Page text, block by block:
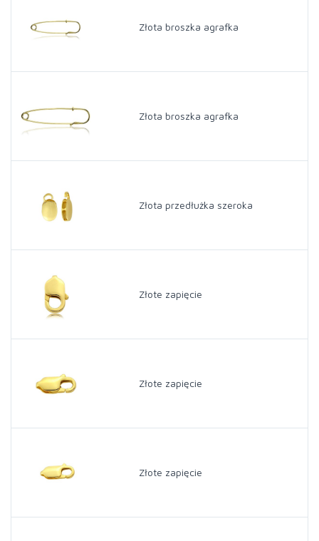
Złota broszka agrafka
Złota broszka agrafka
Złota przedłużka szeroka
Złote zapięcie
Złote zapięcie
Złote zapięcie